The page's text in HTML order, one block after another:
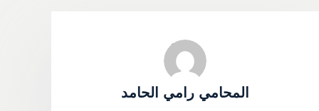
المحامي رامي الحامد